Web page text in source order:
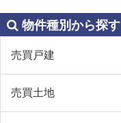
物件種別から探す
売買戸建
売買土地